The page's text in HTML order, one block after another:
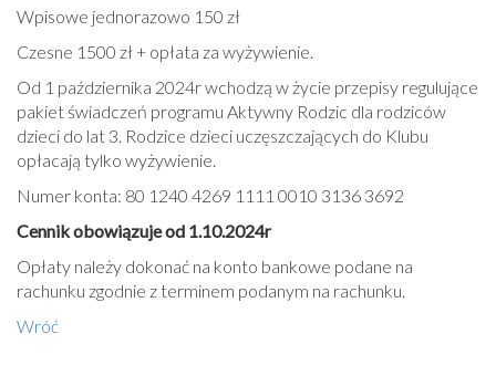
Wpisowe jednorazowo 150 zł
Czesne 1500 zł + opłata za wyżywienie.
Od 1 października 2024r wchodzą w życie przepisy regulujące
pakiet świadczeń programu Aktywny Rodzic dla rodziców
dzieci do lat 3. Rodzice dzieci uczęszczających do Klubu
opłacają tylko wyżywienie.
Numer konta: 80 1240 4269 1111 0010 3136 3692
Cennik obowiązuje od 1.10.2024r
Opłaty należy dokonać na konto bankowe podane na
rachunku zgodnie z terminem podanym na rachunku.
Wróć